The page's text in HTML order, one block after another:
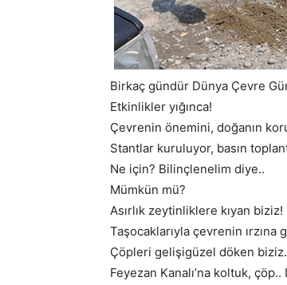
Birkaç gündür Dünya Çevre
Etkinlikler yığınca!
Çevrenin önemini, doğanın
Stantlar kuruluyor, basın
Ne için? Bilinçlenelim diye..
Mümkün mü?
Asırlık zeytinliklere kıyan biziz!
Taşocaklarıyla çevrenin ırzına
Çöpleri gelişigüzel döken
Feyezan Kanalı’na koltuk,